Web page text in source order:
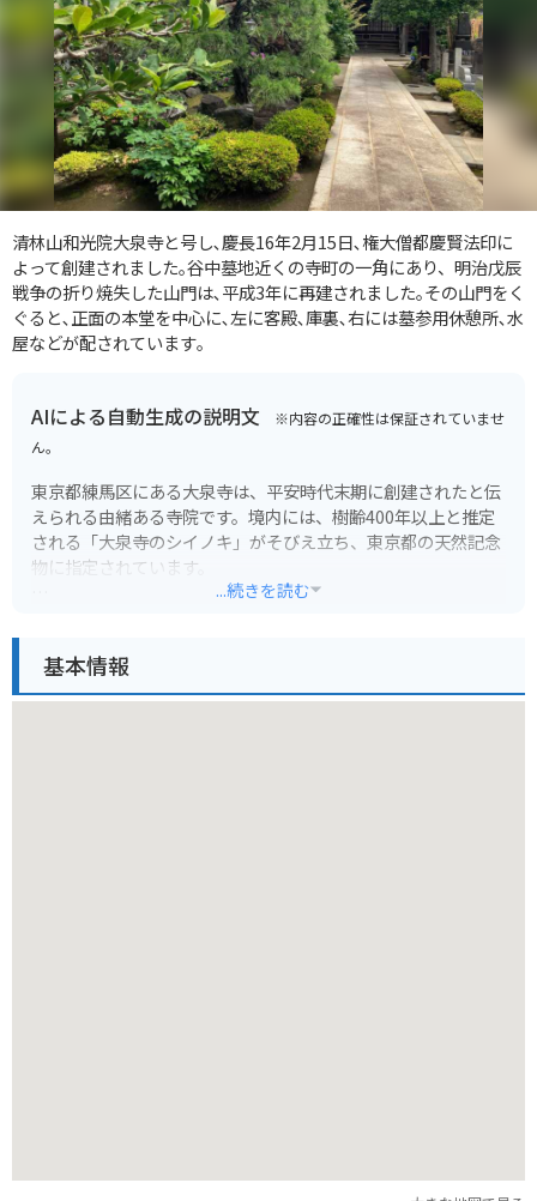
清林山和光院大泉寺と号し､慶長16年2月15日､権大僧都慶賢法印に
よって創建されました｡谷中墓地近くの寺町の一角にあり、明治戊辰
戦争の折り焼失した山門は､平成3年に再建されました｡その山門をく
ぐると､正面の本堂を中心に､左に客殿､庫裏､右には墓参用休憩所､水
屋などが配されています｡
AIによる自動生成の説明文 ※内容の正確性は保証されていませ
ん。
東京都練馬区にある大泉寺は、平安時代末期に創建されたと伝
えられる由緒ある寺院です。境内には、樹齢400年以上と推定
される「大泉寺のシイノキ」がそびえ立ち、東京都の天然記念
物に指定されています。
境内は静かで落ち着いた雰囲気で、都会の喧騒を離れてゆった
...続きを読む
基本情報